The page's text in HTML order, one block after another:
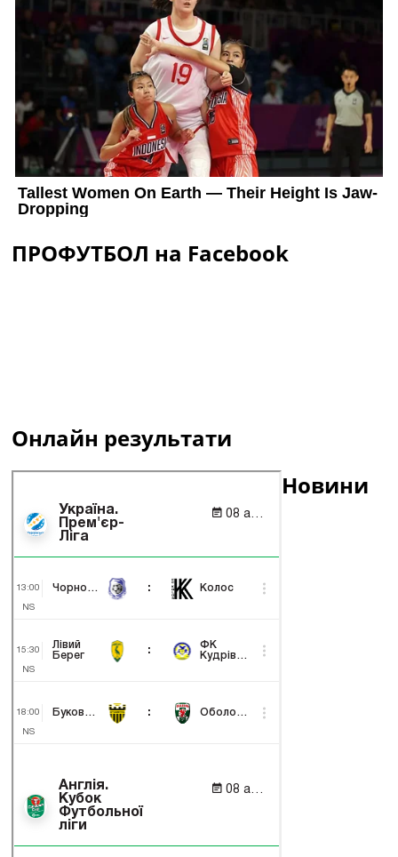
ПРОФУТБОЛ на Facebook
Онлайн результати
Новини